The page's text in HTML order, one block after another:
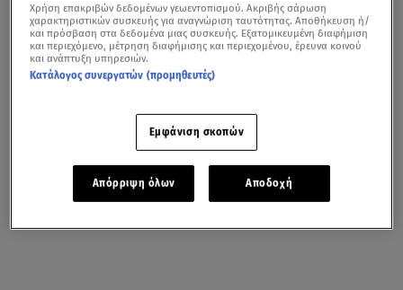
Χρήση επακριβών δεδομένων γεωεντοπισμού. Ακριβής σάρωση
χαρακτηριστικών συσκευής για αναγνώριση ταυτότητας. Αποθήκευση ή/
και πρόσβαση στα δεδομένα μιας συσκευής. Εξατομικευμένη διαφήμιση
και περιεχόμενο, μέτρηση διαφήμισης και περιεχομένου, έρευνα κοινού
και ανάπτυξη υπηρεσιών.
Κατάλογος συνεργατών (προμηθευτές)
Εμφάνιση σκοπών
Απόρριψη όλων Αποδοχή